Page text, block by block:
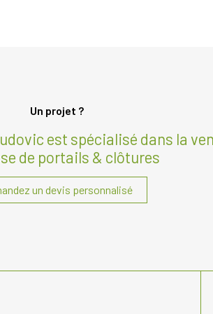
Un projet ?
est spécialisé dans la
de portails & clôtures
un devis personnalisé